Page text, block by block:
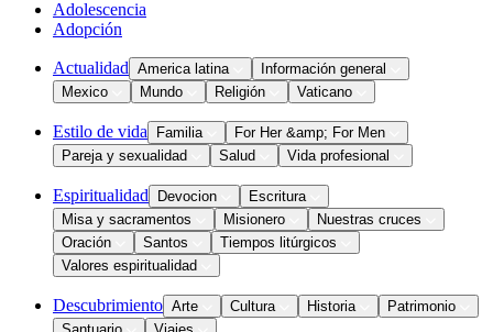
Adolescencia
Adopción
Actualidad America latina
Información general
Mexico
Mundo Religión Vaticano
Estilo de vida Familia
For Her &amp; For Men
Pareja y sexualidad
Salud Vida profesional
Espiritualidad Devocion
Escritura
Misa y sacramentos
Misionero
Nuestras cruces
Oración
Santos
Tiempos litúrgicos
Valores espiritualidad
Descubrimiento Arte Cultura Historia
Patrimonio